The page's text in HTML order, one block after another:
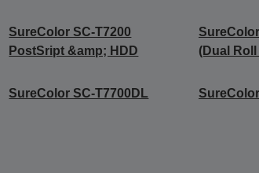
SureColor SC-T7200
PostSript &amp; HDD
(Dual
SureColor SC-T7700DL